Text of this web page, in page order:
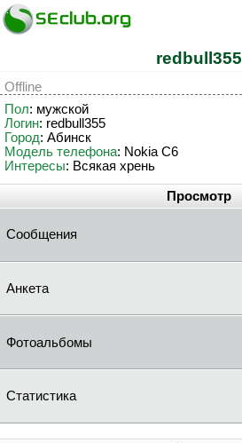
redbull355
Offline
Пол: мужской
Логин: redbull355
Город: Абинск
Модель телефона: Nokia C6
Интересы: Всякая хрень
Просмотр
Сообщения
Анкета
Фотоальбомы
Статистика